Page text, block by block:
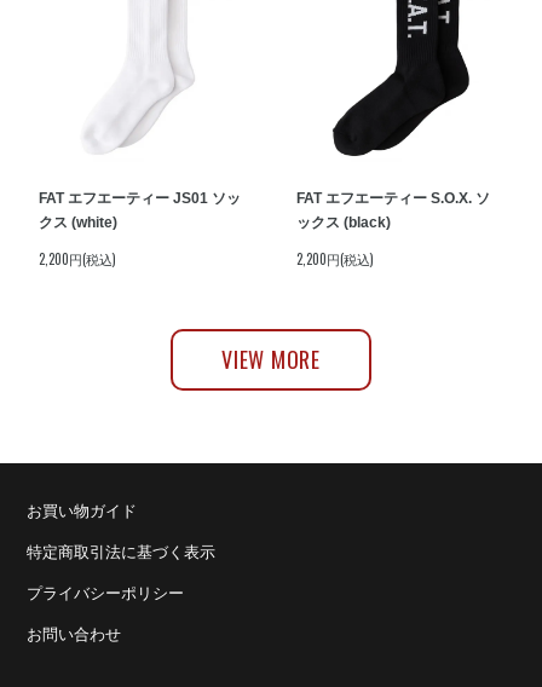
FAT エフエーティー JS01 ソッ
クス (white)
2,200円(税込)
FAT エフエーティー S.O.X. ソ
ックス (black)
2,200円(税込)
VIEW MORE
お買い物ガイド
特定商取引法に基づく表示
プライバシーポリシー
お問い合わせ